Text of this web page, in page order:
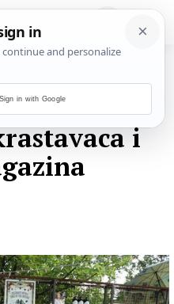
i
Sign in with Google